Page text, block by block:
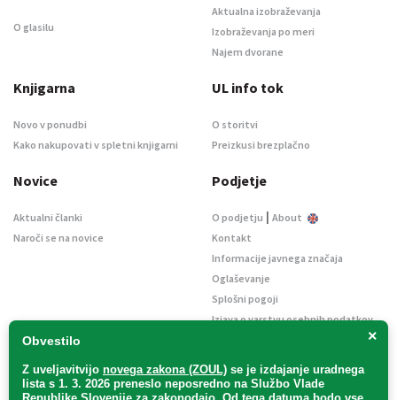
×
Obvestilo
Z uveljavitvijo novega zakona (ZOUL) se je izdajanje uradnega
lista s 1. 3. 2026 preneslo neposredno na Službo Vlade
O glasilu
Aktualna izobraževanja
Izobraževanja po meri
Najem dvorane
Knjigarna
Novo v ponudbi
Kako nakupovati v spletni knjigarni
UL info tok
O storitvi
Preizkusi brezplačno
Novice
Aktualni članki
Naroči se na novice
Podjetje
O podjetju | About
Kontakt
Informacije javnega značaja
Oglaševanje
Splošni pogoji
Izjava o varstvu osebnih podatkov